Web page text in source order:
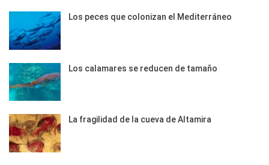
Los peces que colonizan el Mediterráneo
Los calamares se reducen de tamaño
La fragilidad de la cueva de Altamira